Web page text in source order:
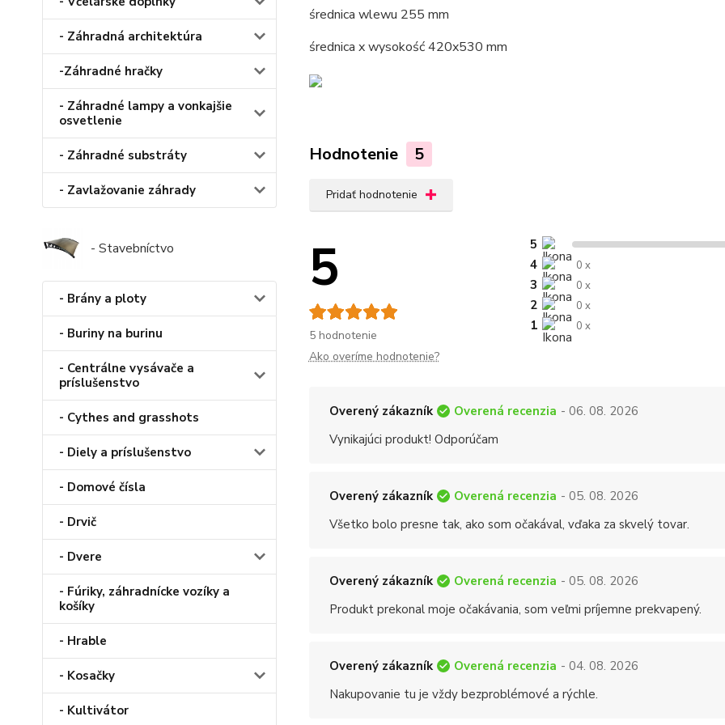
- Záhradná architektúra
-Záhradné hračky
- Záhradné lampy a vonkajšie
osvetlenie
- Záhradné substráty
- Zavlažovanie záhrady
- Stavebníctvo
- Brány a ploty
- Buriny na burinu
- Centrálne vysávače a
príslušenstvo
- Cythes and grasshots
- Diely a príslušenstvo
- Domové čísla
- Drvič
- Dvere
- Fúriky, záhradnícke vozíky a
košíky
- Hrable
- Kosačky
- Kultivátor
średnica wlewu 255 mm
średnica x wysokość 420x530 mm
Hodnotenie 5
Pridať hodnotenie
5
5 hodnotenie
5
4
0 x
3 0 x
2 0 x
1 0 x
Ako overíme hodnotenie?
Overený zákazník Overená recenzia - 06. 08. 2026
Vynikajúci produkt! Odporúčam
Overený zákazník Overená recenzia - 05. 08. 2026
Všetko bolo presne tak, ako som očakával, vďaka za skvelý tovar.
Overený zákazník Overená recenzia - 05. 08. 2026
Produkt prekonal moje očakávania, som veľmi príjemne prekvapený.
Overený zákazník Overená recenzia - 04. 08. 2026
Nakupovanie tu je vždy bezproblémové a rýchle.